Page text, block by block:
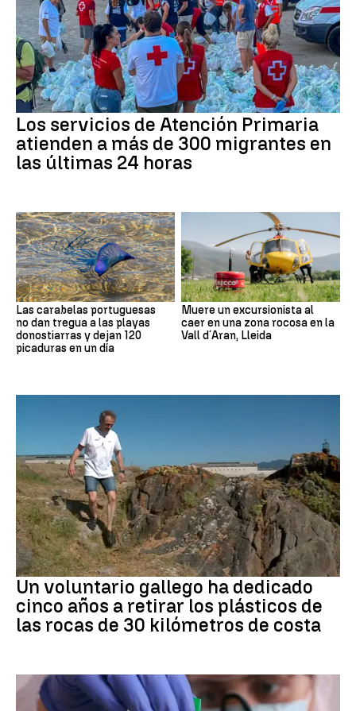
Los servicios de Atención Primaria
atienden a más de 300 migrantes en
las últimas 24 horas
Las carabelas portuguesas
no dan tregua a las playas
donostiarras y dejan 120
picaduras en un día
Muere un excursionista al
caer en una zona rocosa en la
Vall d´Aran, Lleida
Medio ambiente
Un voluntario gallego ha dedicado
cinco años a retirar los plásticos de
las rocas de 30 kilómetros de costa